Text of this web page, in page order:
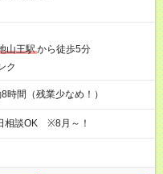
山王駅から徒歩5分
ク
間（残業少なめ！）
相談OK ※8月～！